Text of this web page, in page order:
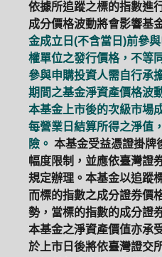
依據所追蹤之標的指數進
成分價格波動將會影響基
金成立日(不含當日)前參
權單位之發行價格，不等
參與申購投資人需自行承
期間之基金淨資產價格波
本基金上市後的次級市場
每營業日結算所得之淨值
險。 本基金受益憑證掛牌
幅度限制，並應依臺灣證
規定辦理。本基金以追蹤
而標的指數之成分證券價
勢，當標的指數的成分證
本基金之淨資產價值亦承
於上市日後將依臺灣證交